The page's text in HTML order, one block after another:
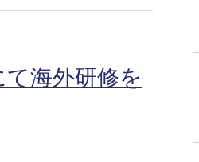
て海外研修を